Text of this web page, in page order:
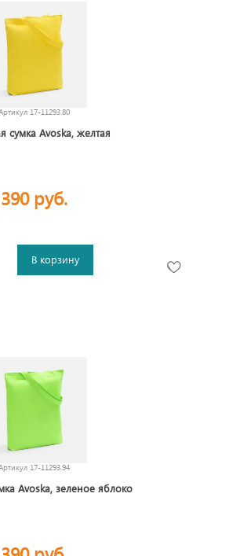
17-11293.80
сумка Avoska, желтая
390 руб.
В корзину
17-11293.94
Avoska, зеленое яблоко